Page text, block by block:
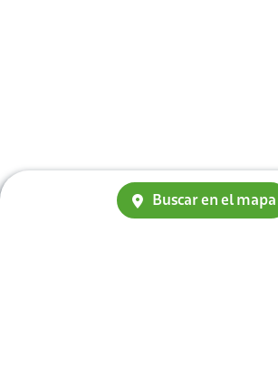
Buscar en el mapa